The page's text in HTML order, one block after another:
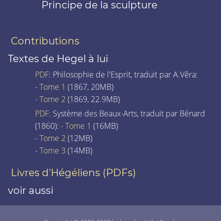
Principe de la sculpture
Contributions
Textes de Hegel à lui
PDF: Philosophie de l'Esprit, traduit par A.Vêra:
-Tome 1 (1867, 20MB)
-Tome 2 (1869, 22.9MB)
PDF: Système des Beaux-Arts, traduit par Bénard
(1860): -Tome 1 (16MB)
-Tome 2 (12MB)
-Tome 3 (14MB)
Livres d'Hégéliens (PDFs)
voir aussi